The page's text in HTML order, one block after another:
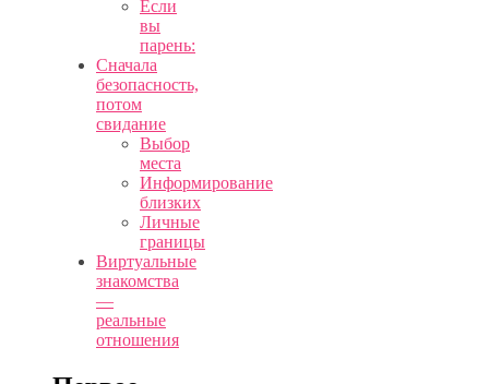
Если
вы
парень:
Сначала
безопасность,
потом
свидание
Выбор
места
Информирование
близких
Личные
границы
Виртуальные
знакомства
—
реальные
отношения